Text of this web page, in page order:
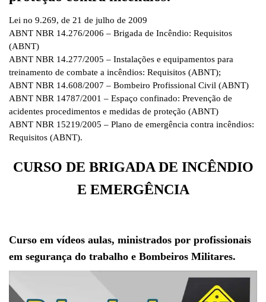
Lei no 9.269, de 21 de julho de 2009
ABNT NBR 14.276/2006 – Brigada de Incêndio: Requisitos
(ABNT)
ABNT NBR 14.277/2005 – Instalações e equipamentos para
treinamento de combate a incêndios: Requisitos (ABNT);
ABNT NBR 14.608/2007 – Bombeiro Profissional Civil (ABNT)
ABNT NBR 14787/2001 – Espaço confinado: Prevenção de
acidentes procedimentos e medidas de proteção (ABNT)
ABNT NBR 15219/2005 – Plano de emergência contra incêndios:
Requisitos (ABNT).
CURSO DE BRIGADA DE INCÊNDIO
E EMERGÊNCIA
Curso em vídeos aulas, ministrados por profissionais
em segurança do trabalho e Bombeiros Militares.